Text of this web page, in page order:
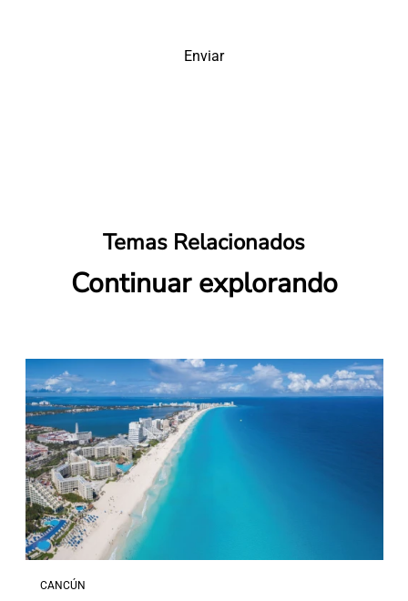
Enviar
Temas Relacionados
Continuar explorando
CANCÚN